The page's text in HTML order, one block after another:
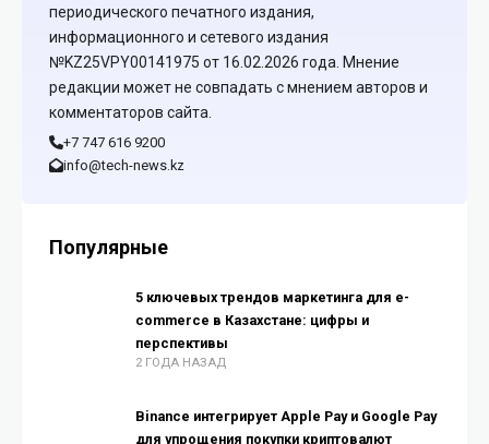
периодического печатного издания,
информационного и сетевого издания
№KZ25VPY00141975 от 16.02.2026 года. Мнение
редакции может не совпадать с мнением авторов и
комментаторов сайта.
+7 747 616 9200
info@tech-news.kz
Популярные
5 ключевых трендов маркетинга для e-
commerce в Казахстане: цифры и
перспективы
2 ГОДА НАЗАД
Binance интегрирует Apple Pay и Google Pay
для упрощения покупки криптовалют